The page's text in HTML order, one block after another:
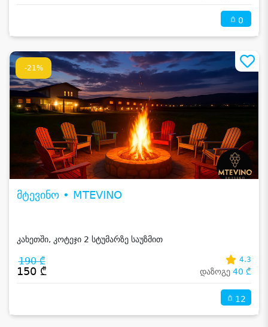
0
-21%
მტევინო • MTEVINO
კახეთში, კოტეჯი 2 სტუმარზე საუზმით
190 ₾
150 ₾
4.3
დაზოგე 40 ₾
12